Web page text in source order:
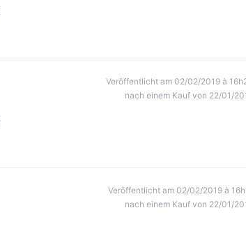
Veröffentlicht am 02/02/2019 à
nach einem Kauf von 22/01/
Veröffentlicht am 02/02/2019 à
nach einem Kauf von 22/01/